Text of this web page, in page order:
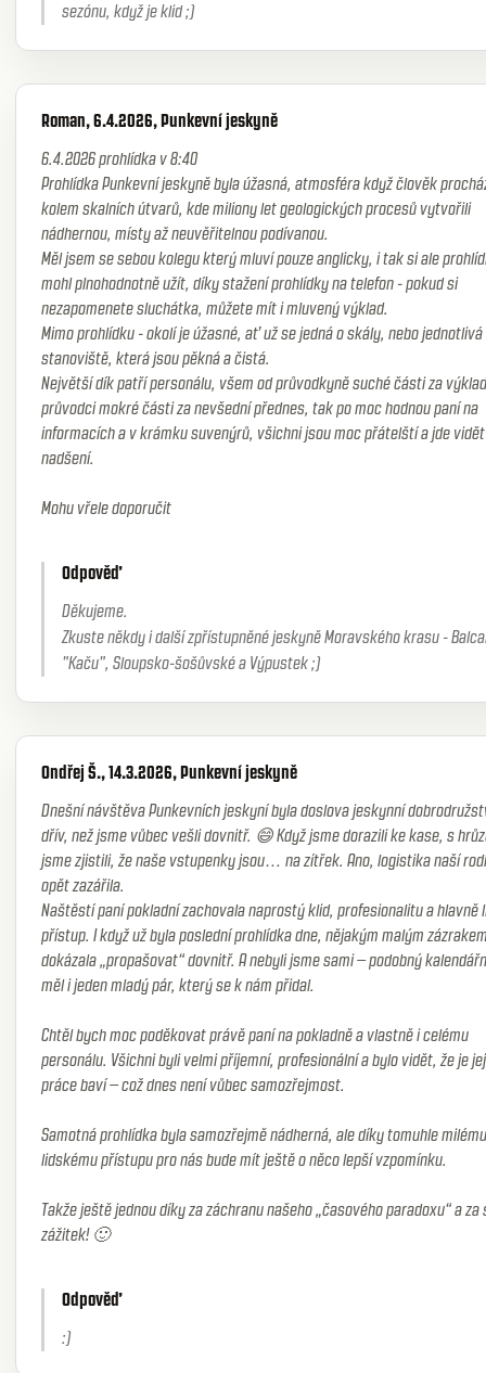
sezónu, když je klid ;)
Roman, 6.4.2026, Punkevní jeskyně
6.4.2026 prohlídka v 8:40
Prohlídka Punkevní jeskyně byla úžasná, atmosféra když člověk
kolem skalních útvarů, kde miliony let geologických procesů vytvořili
nádhernou, místy až neuvěřitelnou podívanou.
Měl jsem se sebou kolegu který mluví pouze anglicky, i tak si ale
mohl plnohodnotně užít, díky stažení prohlídky na telefon - pokud si
nezapomenete sluchátka, můžete mít i mluvený výklad.
Mimo prohlídku - okolí je úžasné, ať už se jedná o skály, nebo jednotlivá
stanoviště, která jsou pěkná a čistá.
Největší dík patří personálu, všem od průvodkyně suché části za
průvodci mokré části za nevšední přednes, tak po moc hodnou paní na
informacích a v krámku suvenýrů, všichni jsou moc přátelští a jde
nadšení.
Mohu vřele doporučit
Odpověď
Děkujeme.
Zkuste někdy i další zpřístupněné jeskyně Moravského krasu -
"Kaču", Sloupsko-šošůvské a Výpustek ;)
Ondřej Š., 14.3.2026, Punkevní jeskyně
Dnešní návštěva Punkevních jeskyní byla doslova jeskynní
dřív, než jsme vůbec vešli dovnitř. 😄 Když jsme dorazili ke kase, s
jsme zjistili, že naše vstupenky jsou… na zítřek. Ano, logistika naší
opět zazářila.
Naštěstí paní pokladní zachovala naprostý klid, profesionalitu a hlavně
přístup. I když už byla poslední prohlídka dne, nějakým malým
dokázala „propašovat“ dovnitř. A nebyli jsme sami – podobný
měl i jeden mladý pár, který se k nám přidal.
Chtěl bych moc poděkovat právě paní na pokladně a vlastně i celému
personálu. Všichni byli velmi příjemní, profesionální a bylo vidět, že je
práce baví – což dnes není vůbec samozřejmost.
Samotná prohlídka byla samozřejmě nádherná, ale díky tomuhle milému
lidskému přístupu pro nás bude mít ještě o něco lepší vzpomínku.
Takže ještě jednou díky za záchranu našeho „časového paradoxu“ a
zážitek! 🙂
Odpověď
:)